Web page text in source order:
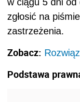
zgłosić na
zastrzeżenia.
Zobacz:
Podstawa